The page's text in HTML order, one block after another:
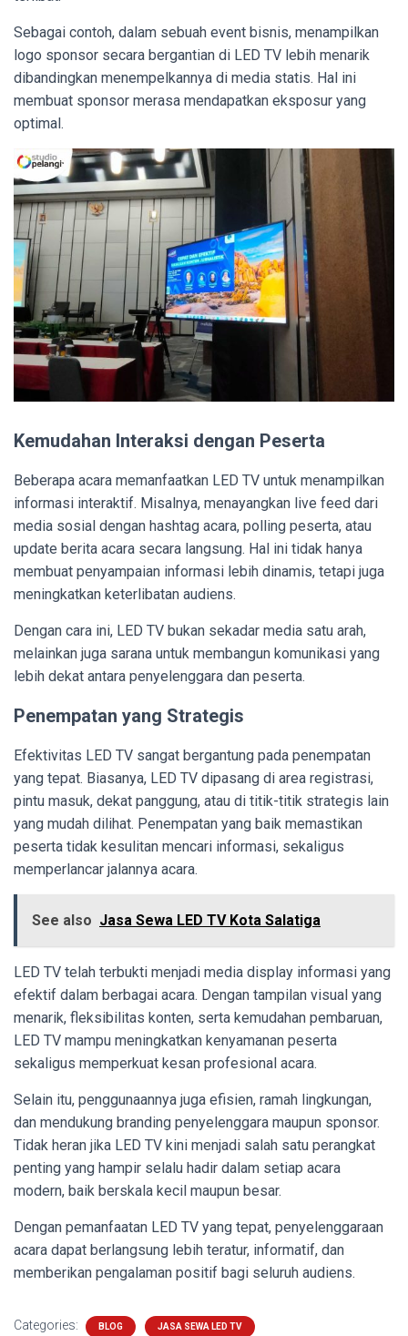
Sebagai contoh, dalam sebuah event bisnis, menampilkan
logo sponsor secara bergantian di LED TV lebih menarik
dibandingkan menempelkannya di media statis. Hal ini
membuat sponsor merasa mendapatkan eksposur yang
optimal.
Kemudahan Interaksi dengan Peserta
Beberapa acara memanfaatkan LED TV untuk menampilkan
informasi interaktif. Misalnya, menayangkan live feed dari
media sosial dengan hashtag acara, polling peserta, atau
update berita acara secara langsung. Hal ini tidak hanya
membuat penyampaian informasi lebih dinamis, tetapi juga
meningkatkan keterlibatan audiens.
Dengan cara ini, LED TV bukan sekadar media satu arah,
melainkan juga sarana untuk membangun komunikasi yang
lebih dekat antara penyelenggara dan peserta.
Penempatan yang Strategis
Efektivitas LED TV sangat bergantung pada penempatan
yang tepat. Biasanya, LED TV dipasang di area registrasi,
pintu masuk, dekat panggung, atau di titik-titik strategis lain
yang mudah dilihat. Penempatan yang baik memastikan
peserta tidak kesulitan mencari informasi, sekaligus
memperlancar jalannya acara.
See also Jasa Sewa LED TV Kota Salatiga
LED TV telah terbukti menjadi media display informasi yang
efektif dalam berbagai acara. Dengan tampilan visual yang
menarik, fleksibilitas konten, serta kemudahan pembaruan,
LED TV mampu meningkatkan kenyamanan peserta
sekaligus memperkuat kesan profesional acara.
Selain itu, penggunaannya juga efisien, ramah lingkungan,
dan mendukung branding penyelenggara maupun sponsor.
Tidak heran jika LED TV kini menjadi salah satu perangkat
penting yang hampir selalu hadir dalam setiap acara
modern, baik berskala kecil maupun besar.
Dengan pemanfaatan LED TV yang tepat, penyelenggaraan
acara dapat berlangsung lebih teratur, informatif, dan
memberikan pengalaman positif bagi seluruh audiens.
Categories: BLOG JASA SEWA LED TV